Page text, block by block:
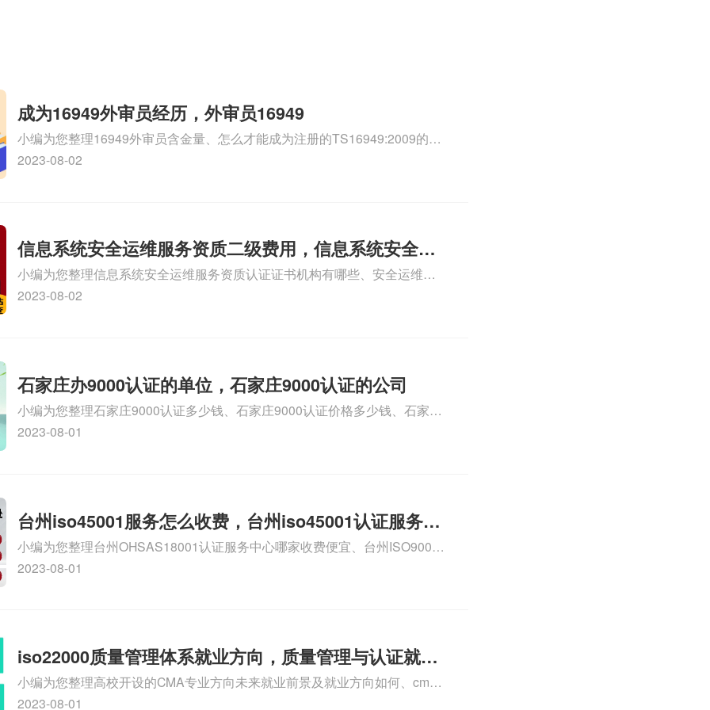
成为16949外审员经历，外审员16949
小编为您整理16949外审员含金量、怎么才能成为注册的TS16949:2009的外
审员、我也想16949外审员，不过不了解具体情况、iso9000外审员、
2023-08-02
信息系统安全运维服务资质二级费用，信息系统安全运
维服务资质二级
小编为您整理信息系统安全运维服务资质认证证书机构有哪些、安全运维服
务资质的费用是多少啊、安全运维服务资质哪家便宜、安全运维服务资质认
2023-08-02
石家庄办9000认证的单位，石家庄9000认证的公司
小编为您整理石家庄9000认证多少钱、石家庄9000认证价格多少钱、石家庄
9000认证大概多少钱、石家庄9000认证价格贵吗、石家庄9000认证费用大概
2023-08-01
台州iso45001服务怎么收费，台州iso45001认证服务怎
么收费
小编为您整理台州OHSAS18001认证服务中心哪家收费便宜、台州ISO9000
认证，哪个咨询公司服务好、台州CE认证,台州机械机电CE认证、CE认证怎
2023-08-01
iso22000质量管理体系就业方向，质量管理与认证就业
方向
小编为您整理高校开设的CMA专业方向未来就业前景及就业方向如何、cma
就业方向有哪些、国际质量认证专业的就业方向、cpa和cma未来就业方向、
2023-08-01